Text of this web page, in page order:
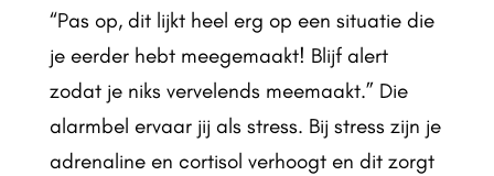
“Pas op, dit lijkt heel erg op een situatie die
je eerder hebt meegemaakt! Blijf alert
zodat je niks vervelends meemaakt.” Die
alarmbel ervaar jij als stress. Bij stress zijn je
adrenaline en cortisol verhoogt en dit zorgt